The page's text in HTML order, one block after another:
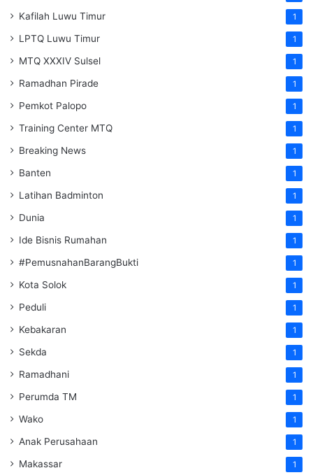
Kafilah Luwu Timur 1
LPTQ Luwu Timur 1
MTQ XXXIV Sulsel 1
Ramadhan Pirade 1
Pemkot Palopo 1
Training Center MTQ 1
Breaking News 1
Banten 1
Latihan Badminton 1
Dunia 1
Ide Bisnis Rumahan 1
#PemusnahanBarangBukti 1
Kota Solok 1
Peduli 1
Kebakaran 1
Sekda 1
Ramadhani 1
Perumda TM 1
Wako 1
Anak Perusahaan 1
Makassar 1